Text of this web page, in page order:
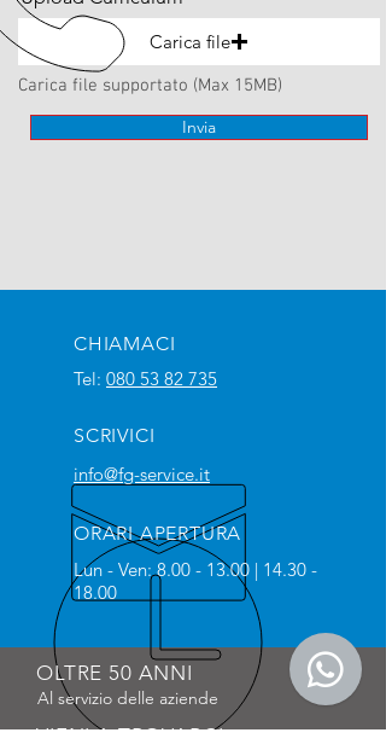
Carica file
Carica file supportato (Max 15MB)
Invia
CHIAMACI
Tel: 080 53 82 735
SCRIVICI
info@fg-service.it
ORARI APERTURA
Lun - Ven:8.00 - 13.00 | 14.30 -
18.00
OLTRE 50 ANNI
Al servizio delle aziende
VIENI A TROVARCI